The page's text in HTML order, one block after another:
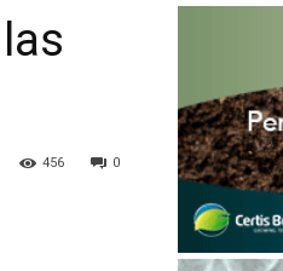
0
456